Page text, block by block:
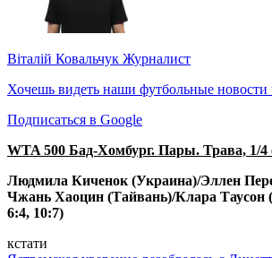
Віталій Ковальчук Журналист
Хочешь видеть наши футбольные новости
Подписаться в Google
WTA 500 Бад-Хомбург. Пары. Трава, 1/4
Людмила Киченок (Украина)/Эллен
Чжань Хаоцин (Тайвань)/Клара Таусон
6:4, 10:7)
кстати